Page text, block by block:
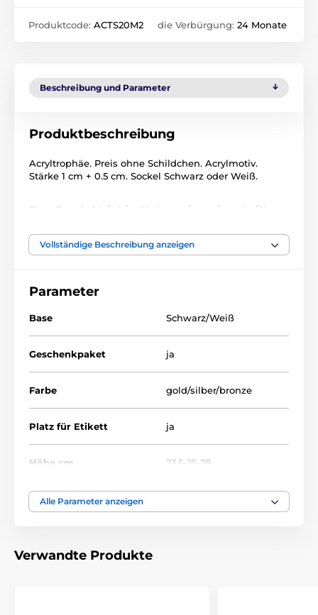
Produktcode: ACTS20M2 die Verbürgung: 24 Monate
Beschreibung und Parameter
Produktbeschreibung
Acryltrophäe. Preis ohne Schildchen. Acrylmotiv.
Stärke 1 cm + 0.5 cm. Sockel Schwarz oder Weiß.
Das Produkt ist in Kategorien eingeteilt
Abfahrt, Slalom Wintersport
Acryltrophäen
Vollständige Beschreibung anzeigen
Parameter
Base Schwarz/Weiß
Geschenkpaket ja
Farbe gold/silber/bronze
Platz für Etikett ja
Höhe cm 23.5-25-28
Thema
Alle Parameter anzeigen
Verwandte Produkte